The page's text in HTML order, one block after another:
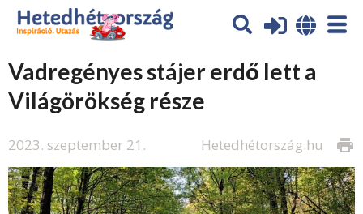
Vadregényes stájer erdő lett a
Világörökség része
2023. szeptember 21. print
Hetedhétország.hu